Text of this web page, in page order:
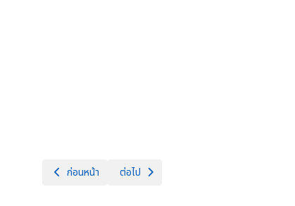
เนื้อหาก่อนหน้า: พิธีทำบุญตักบาตร ถวายพระราชกุศล สมเด็จพระ
ก่อนหน้า เนื้อหาถัดไป: กิจกรรมอบรมแกนนำต้านภัยยา
ต่อไป